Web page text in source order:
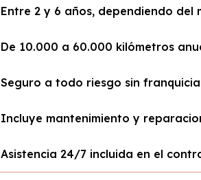
Entre 2 y 6 años, dependiendo del
De 10.000 a 60.000 kilómetros
Seguro a todo riesgo sin franquicia
Incluye mantenimiento y
Asistencia 24/7 incluida en el